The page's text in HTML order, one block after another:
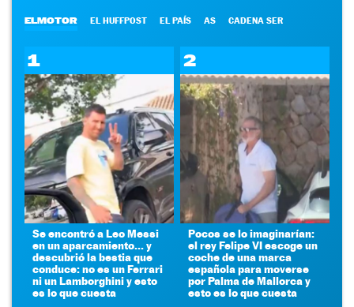
ELMOTOR EL HUFFPOST EL PAÍS AS CADENA SER
1
Se encontró a Leo Messi
en un aparcamiento... y
descubrió la bestia que
conduce: no es un Ferrari
ni un Lamborghini y esto
es lo que cuesta
2
Pocos se lo imaginarían:
el rey Felipe VI escoge un
coche de una marca
española para moverse
por Palma de Mallorca y
esto es lo que cuesta